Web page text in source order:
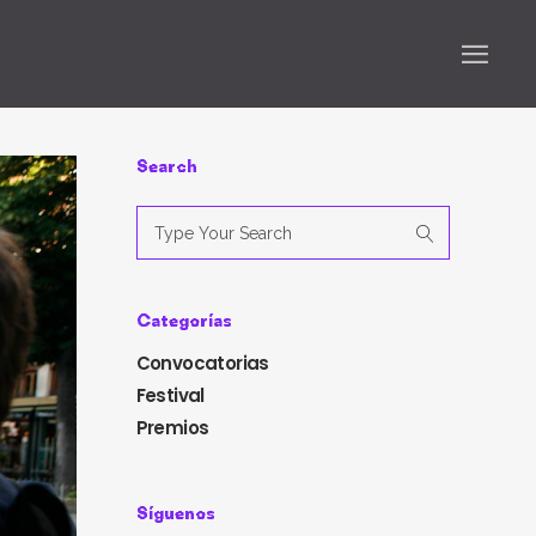
Search
for:
Categorías
Convocatorias
Festival
Premios
Síguenos